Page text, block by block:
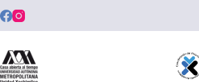
al
contenido